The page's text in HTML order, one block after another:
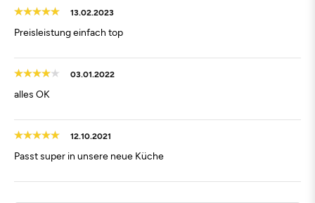
13.02.2023
Preisleistung einfach top
03.01.2022
alles OK
12.10.2021
Passt super in unsere neue Küche